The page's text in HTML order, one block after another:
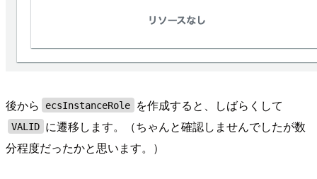
後から ecsInstanceRole を作成すると、しばらくして
VALID に遷移します。（ちゃんと確認しませんでしたが数
分程度だったかと思います。）